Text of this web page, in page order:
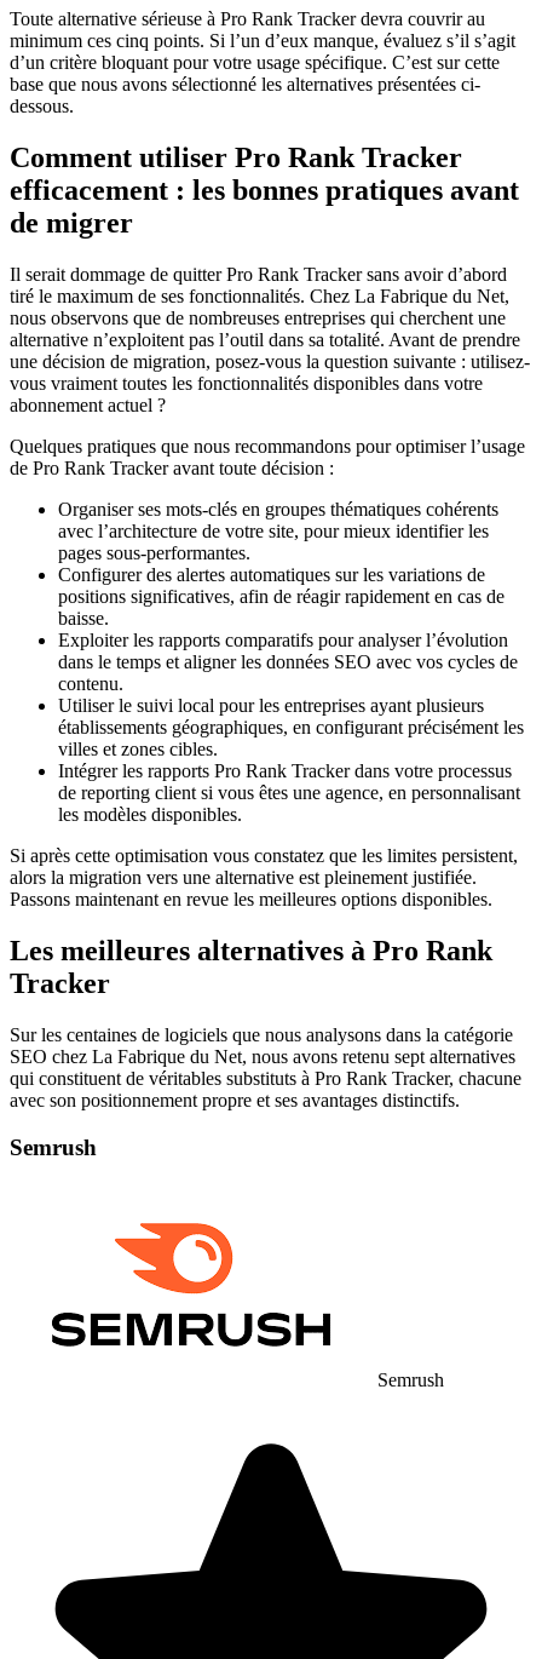
Toute alternative sérieuse à Pro Rank Tracker devra couvrir au
minimum ces cinq points. Si l’un d’eux manque, évaluez s’il s’agit
d’un critère bloquant pour votre usage spécifique. C’est sur cette
base que nous avons sélectionné les alternatives présentées ci-
dessous.
Comment utiliser Pro Rank Tracker
efficacement : les bonnes pratiques avant
de migrer
Il serait dommage de quitter Pro Rank Tracker sans avoir d’abord
tiré le maximum de ses fonctionnalités. Chez La Fabrique du Net,
nous observons que de nombreuses entreprises qui cherchent une
alternative n’exploitent pas l’outil dans sa totalité. Avant de prendre
une décision de migration, posez-vous la question suivante : utilisez-
vous vraiment toutes les fonctionnalités disponibles dans votre
abonnement actuel ?
Quelques pratiques que nous recommandons pour optimiser l’usage
de Pro Rank Tracker avant toute décision :
Organiser ses mots-clés en groupes thématiques cohérents
avec l’architecture de votre site, pour mieux identifier les
pages sous-performantes.
Configurer des alertes automatiques sur les variations de
positions significatives, afin de réagir rapidement en cas de
baisse.
Exploiter les rapports comparatifs pour analyser l’évolution
dans le temps et aligner les données SEO avec vos cycles de
contenu.
Utiliser le suivi local pour les entreprises ayant plusieurs
établissements géographiques, en configurant précisément les
villes et zones cibles.
Intégrer les rapports Pro Rank Tracker dans votre processus
de reporting client si vous êtes une agence, en personnalisant
les modèles disponibles.
Si après cette optimisation vous constatez que les limites persistent,
alors la migration vers une alternative est pleinement justifiée.
Passons maintenant en revue les meilleures options disponibles.
Les meilleures alternatives à Pro Rank
Tracker
Sur les centaines de logiciels que nous analysons dans la catégorie
SEO chez La Fabrique du Net, nous avons retenu sept alternatives
qui constituent de véritables substituts à Pro Rank Tracker, chacune
avec son positionnement propre et ses avantages distinctifs.
Semrush
Semrush